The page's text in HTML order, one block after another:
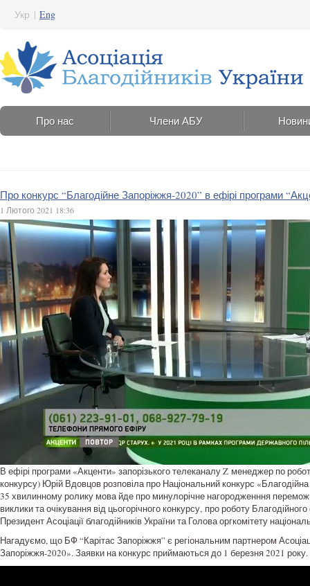
Укр | Eng
Про нас Члени АБУ
Про конкурс “Благодійне Запоріжжя-2020” в ефірі програми
1 Лютого 2021 18:36
В ефірі програми «Акценти» запорізького телеканалу Z менеджер по
конкурсу) Юрій Вдовцов розповіла про Національний конкурс
35 хвилинному ролику мова йде про минулорічне нагородженння
виклики та очікування від цьогорічного конкурсу, про роботу
Президент Асоціації благодійників України та Голова оргкомітету
Нагадуємо, що БФ “Карітас Запоріжжя” є регіональним партнером
Запоріжжя-2020». Заявки на конкурс приймаються до 1 березня 2021